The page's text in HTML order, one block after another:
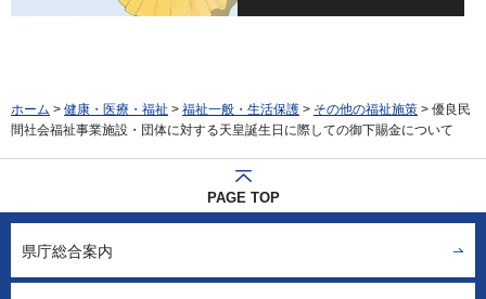
ホーム > 健康・医療・福祉 > 福祉一般・生活保護 > その他の福祉施策 > 優良民
間社会福祉事業施設・団体に対する天皇誕生日に際しての御下賜金について
PAGE TOP
県庁総合案内